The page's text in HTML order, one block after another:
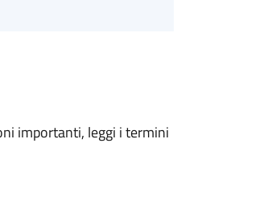
importanti, leggi i termini